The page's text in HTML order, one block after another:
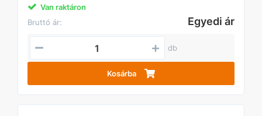
Van raktáron
Bruttó ár:
Egyedi ár
db
Kosárba